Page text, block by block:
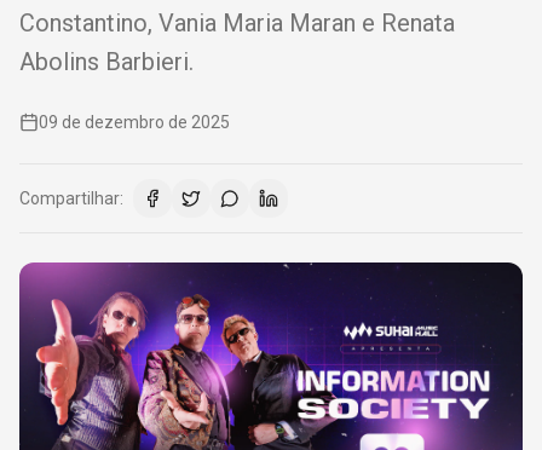
Constantino, Vania Maria Maran e Renata
Abolins Barbieri.
09 de dezembro de 2025
Compartilhar: